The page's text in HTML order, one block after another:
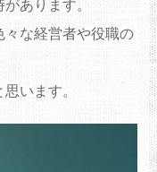
あります。
な経営者や役職の
います。